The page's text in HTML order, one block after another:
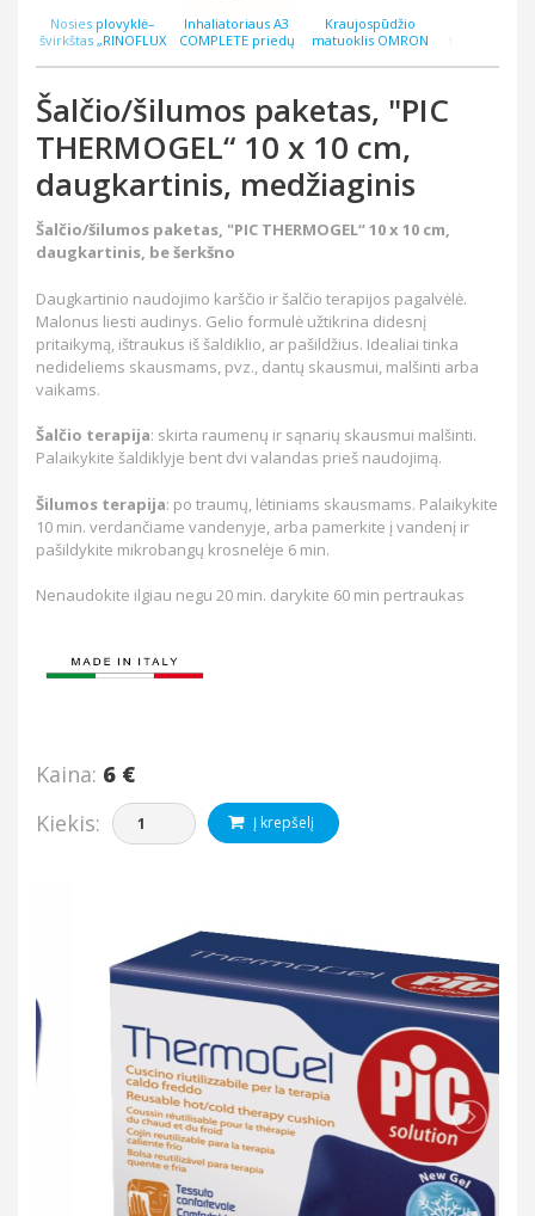
Nosies plovyklė–
švirkštas „RINOFLUX
antgalis
Inhaliatoriaus A3
COMPLETE priedų
Kraujospūdžio
matuoklis OMRON
termometras
Šalčio/šilumos paketas, "PIC
THERMOGEL“ 10 x 10 cm,
daugkartinis, medžiaginis
Šalčio/šilumos paketas, "PIC THERMOGEL“ 10 x 10 cm,
daugkartinis, be šerkšno
Daugkartinio naudojimo karščio ir šalčio terapijos pagalvėlė.
Malonus liesti audinys. Gelio formulė užtikrina didesnį
pritaikymą, ištraukus iš šaldiklio, ar pašildžius. Idealiai tinka
nedideliems skausmams, pvz., dantų skausmui, malšinti arba
vaikams.
Šalčio terapija: skirta raumenų ir sąnarių skausmui malšinti.
Palaikykite šaldiklyje bent dvi valandas prieš naudojimą.
Šilumos terapija: po traumų, lėtiniams skausmams. Palaikykite
10 min. verdančiame vandenyje, arba pamerkite į vandenį ir
pašildykite mikrobangų krosnelėje 6 min.
Nenaudokite ilgiau negu 20 min. darykite 60 min pertraukas
Kaina: 6 €
Kiekis:
Į krepšelį